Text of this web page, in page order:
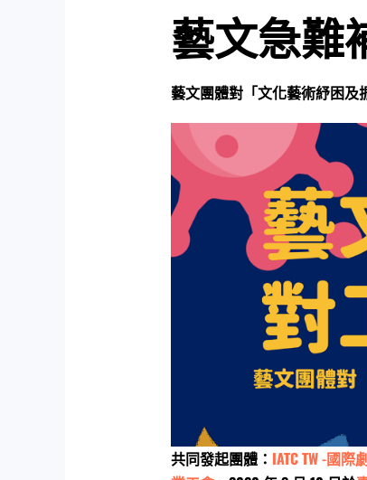
藝文急難
藝文團體對「文化藝術紓困及
共同發起團體： IATC TW -國際